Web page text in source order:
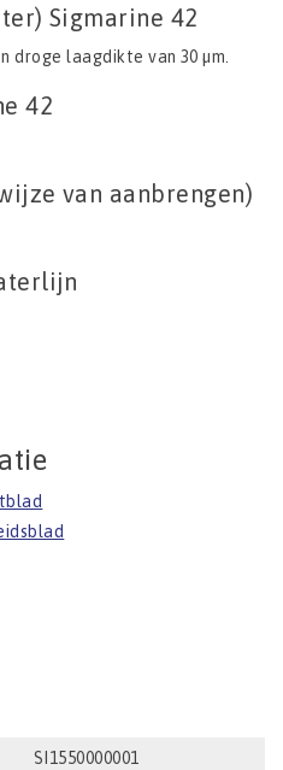
Sigmarine 42
droge laagdikte van 30 µm.
42
van aanbrengen)
SI1550000001